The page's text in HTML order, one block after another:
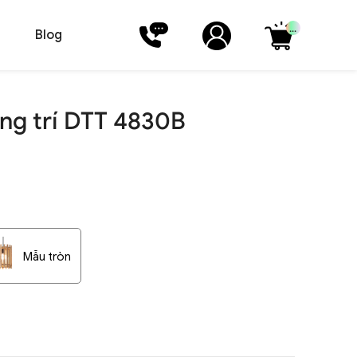
Blog ...
trí DTT 4830B
Mẫu tròn